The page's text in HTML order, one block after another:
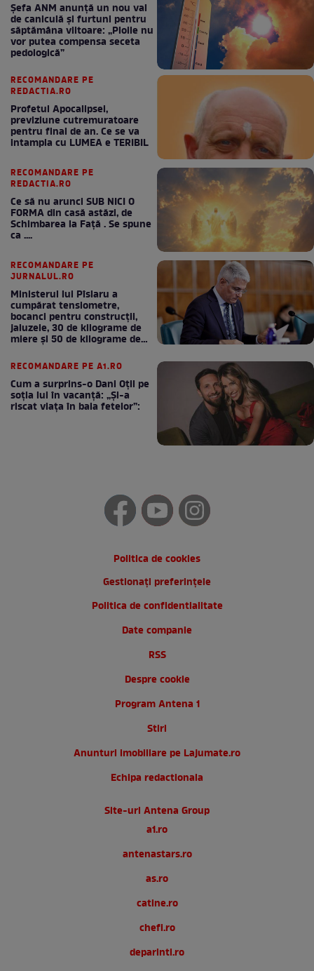
Șefa ANM anunță un nou val
de caniculă și furtuni pentru
săptămâna viitoare: „Ploile nu
vor putea compensa seceta
pedologică”
RECOMANDARE PE
REDACTIA.RO
Profetul Apocalipsei,
previziune cutremuratoare
pentru final de an. Ce se va
intampla cu LUMEA e TERIBIL
RECOMANDARE PE
REDACTIA.RO
Ce să nu arunci SUB NICI O
FORMA din casă astăzi, de
Schimbarea la Față . Se spune
ca ....
RECOMANDARE PE
JURNALUL.RO
Ministerul lui Pîslaru a
cumpărat tensiometre,
bocanci pentru construcții,
jaluzele, 30 de kilograme de
miere și 50 de kilograme de
RECOMANDARE PE A1.RO
Cum a surprins-o Dani Oțil pe
soția lui în vacanță: „Și-a
riscat viața în baia fetelor”:
Politica de cookies
Gestionați preferințele
Politica de confidentialitate
Date companie
RSS
Despre cookie
Program Antena 1
Stiri
Anunturi imobiliare pe Lajumate.ro
Echipa redactionala
Site-uri Antena Group
a1.ro
antenastars.ro
as.ro
catine.ro
chefi.ro
deparinti.ro